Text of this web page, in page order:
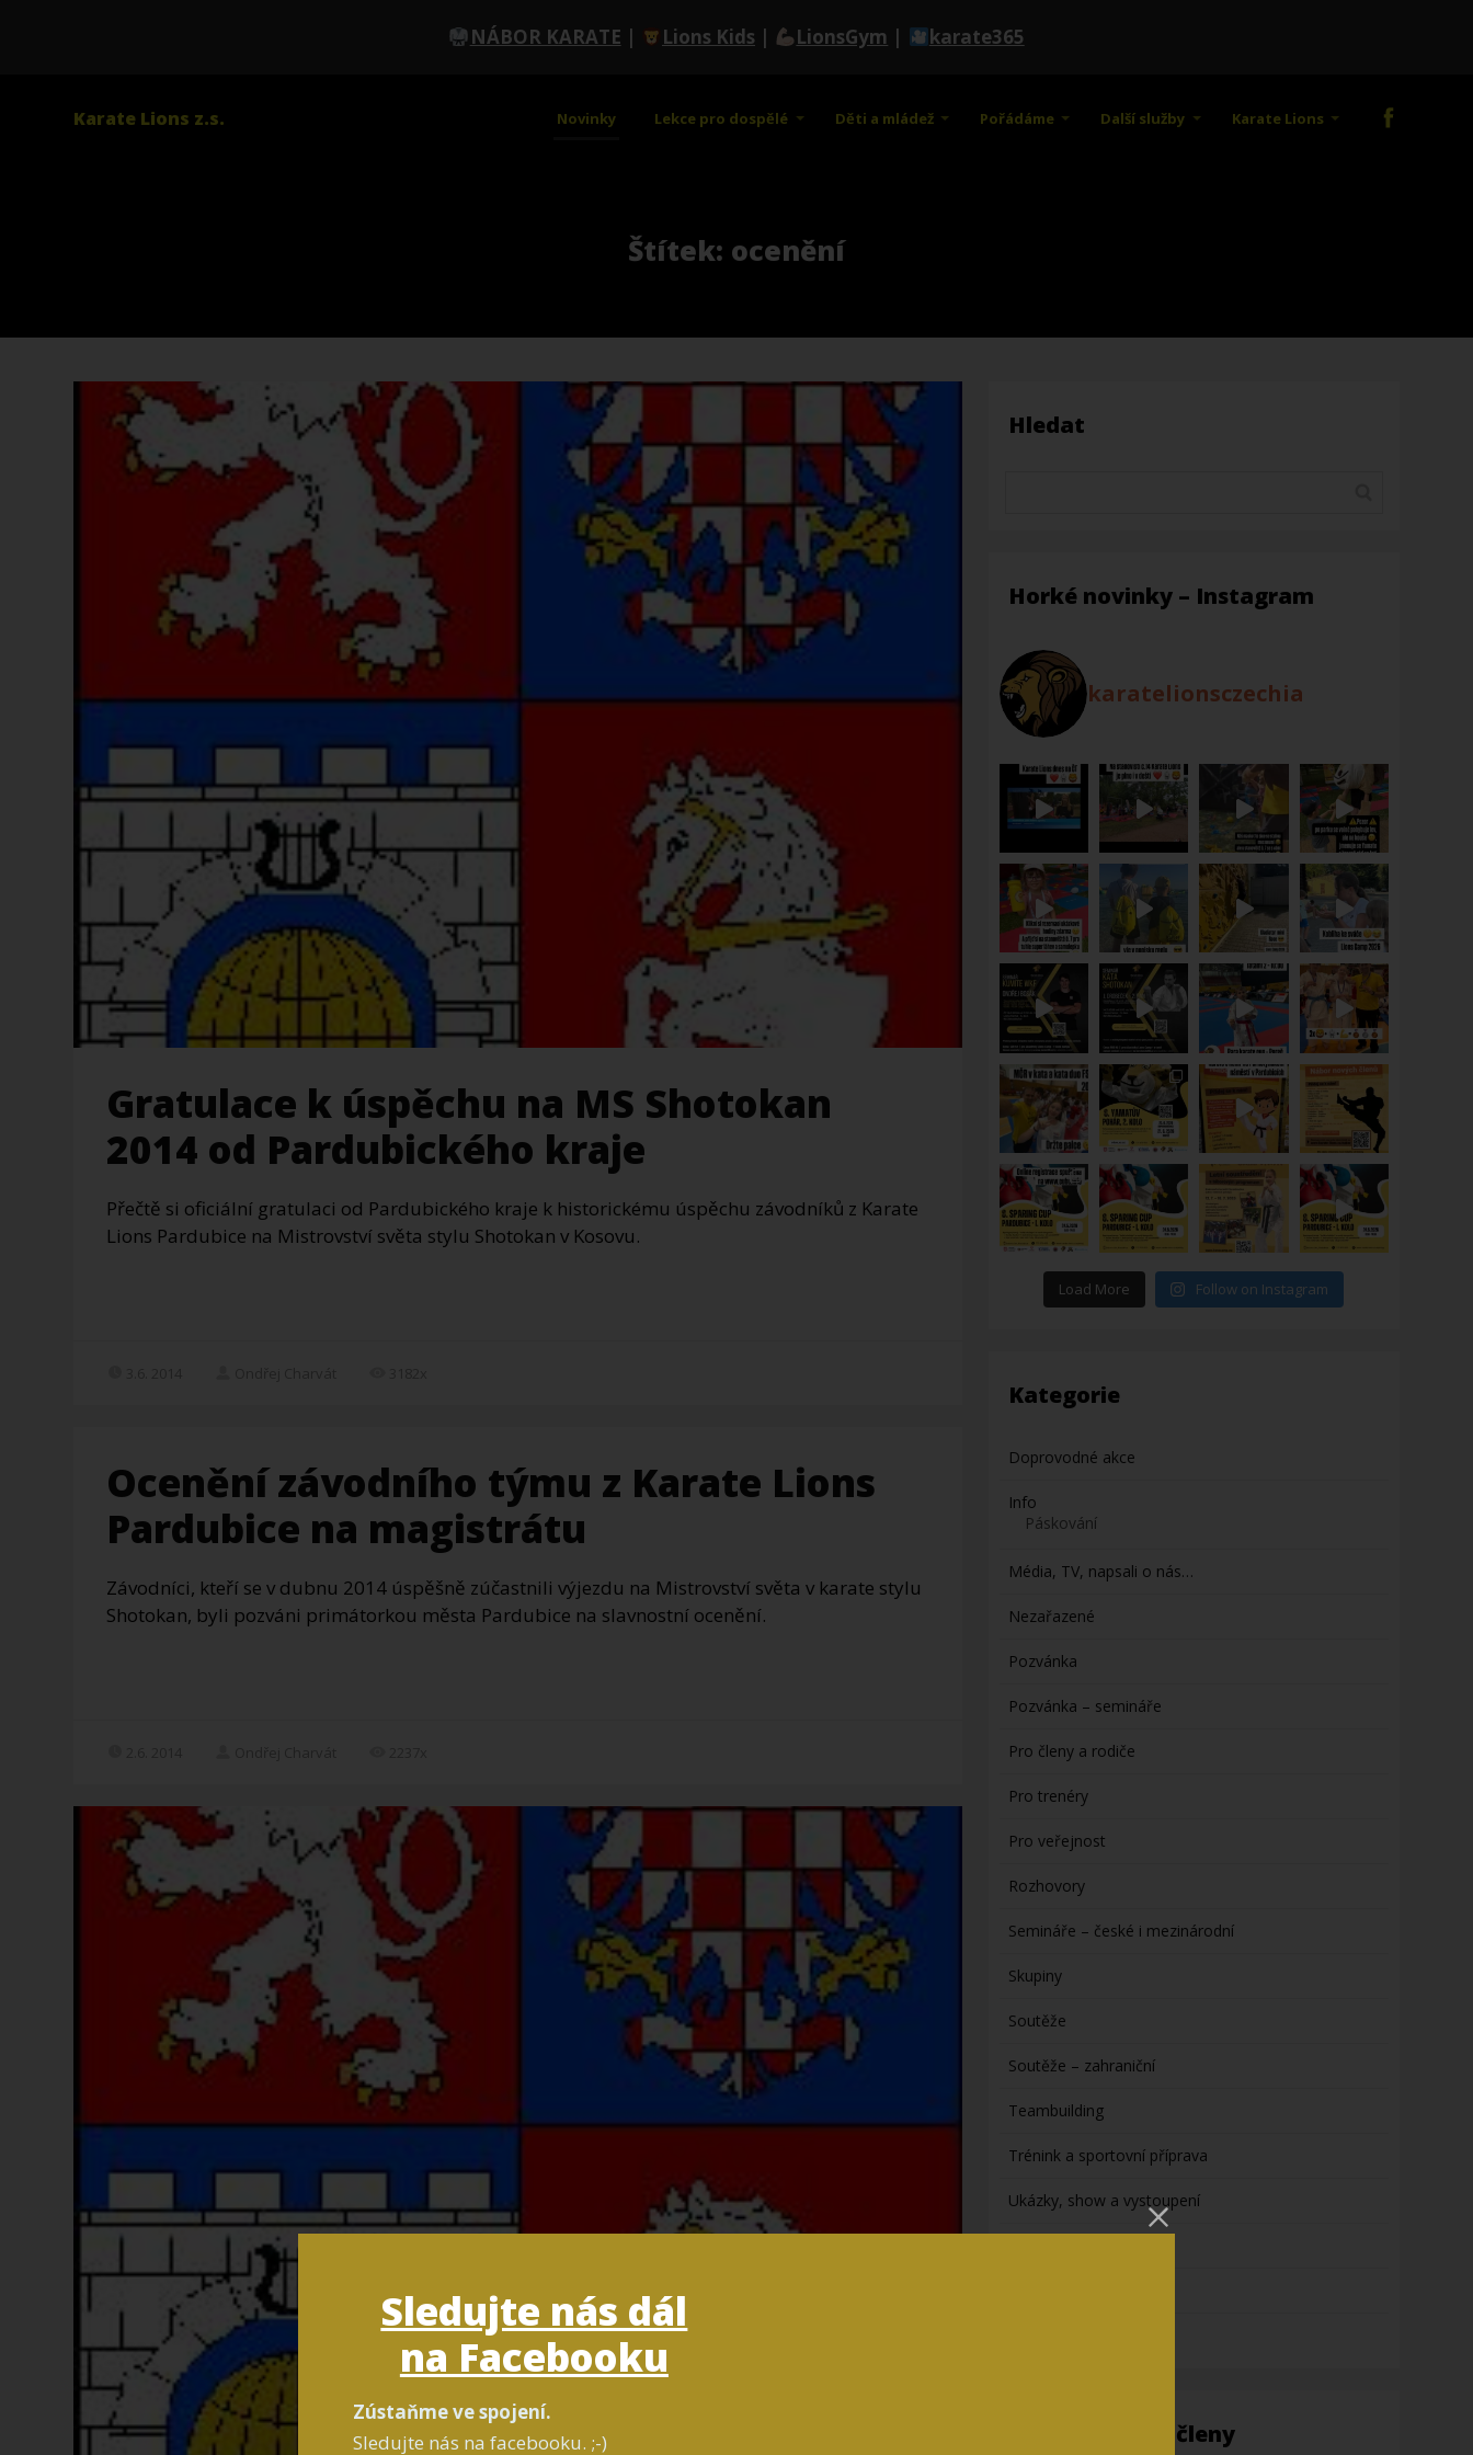
NÁBOR KARATE | Lions Kids | LionsGym | karate365
Karate Lions z.s. Novinky Lekce pro dospělé Děti a mládež Pořádáme Další služby Karate Lions
Štítek: ocenění
Gratulace k úspěchu na MS Shotokan
2014 od Pardubického kraje
Přečtě si oficiální gratulaci od Pardubického kraje k historickému úspěchu závodníků z Karate
Lions Pardubice na Mistrovství světa stylu Shotokan v Kosovu.
Ocenění závodního týmu z Karate Lions
Pardubice na magistrátu
Závodníci, kteří se v dubnu 2014 úspěšně zúčastnili výjezdu na Mistrovství světa v karate stylu
Shotokan, byli pozváni primátorkou města Pardubice na slavnostní ocenění.
Hledat
Horké novinky – Instagram
karatelionsczechia
Load More Follow on Instagram
Kategorie
Doprovodné akce
Info
Páskování
Média, TV, napsali o nás…
Nezařazené
Pozvánka
Pozvánka – semináře
Pro členy a rodiče
Pro trenéry
Pro veřejnost
Rozhovory
Semináře – české i mezinárodní
Skupiny
Soutěže
Soutěže – zahraniční
Teambuilding
Trénink a sportovní příprava
Ukázky, show a vystoupení
Informace pro členy
Sledujte nás dál
na Facebooku
Zústaňme ve spojení.
Sledujte nás na facebooku. ;-)